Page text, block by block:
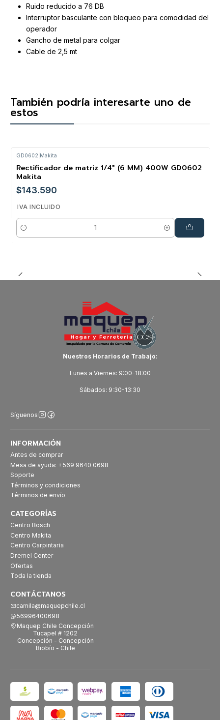
Ruido reducido a 76 DB
Interruptor basculante con bloqueo para comodidad del
operador
Gancho de metal para colgar
Cable de 2,5 mt
También podría interesarte uno de
estos
GD0602 Makita
Rectificador de matriz 1/4" (6 MM) 400W GD0602
Makita
$143.590
IVA INCLUIDO
Cantidad
Nuestros Horarios de Trabajo:
Lunes a Viernes: 9:00-18:00
Sábados: 9:30-13:30
Síguenos
INFORMACIÓN
Antes de comprar
Mesa de ayuda: +569 9640 0698
Soporte
Términos y condiciones
Términos de envío
CATEGORÍAS
Centro Bosch
Centro Makita
Centro Carpintaria
Dremel Center
Ofertas
Toda la tienda
CONTÁCTANOS
camila@maquepchile.cl
56996400698
Maquep Chile Concepción
Tucapel # 1202
Concepción - Concepción
Biobío - Chile